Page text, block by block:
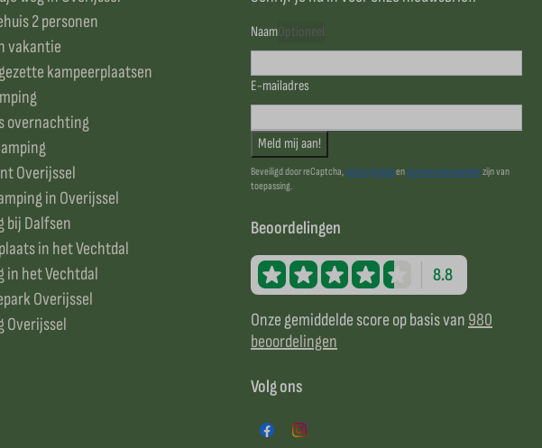
2 personen
vakantie
kampeerplaatsen
overnachting
Overijssel
in Overijssel
bij Dalfsen
in het Vechtdal
in het Vechtdal
Overijssel
Overijssel
NaamOptioneel
E-mailadres
Meld mij aan!
Beveiligd door reCaptcha,privacybeleidenservicevoorwaardenzijn van
toepassing.
Beoordelingen
8.8
Onze gemiddelde score op basis van 980
beoordelingen
Volg ons